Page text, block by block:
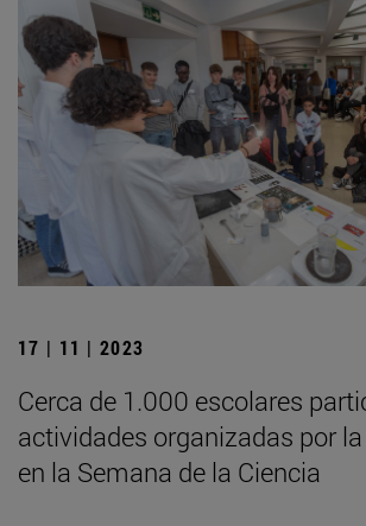
17 | 11 | 2023
Cerca de 1.000 escolares
actividades organizadas por
en la Semana de la Ciencia